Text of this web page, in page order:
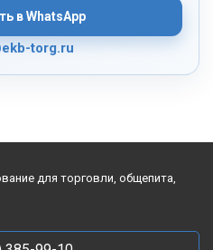
в WhatsApp
torg.ru
для торговли, общепита,